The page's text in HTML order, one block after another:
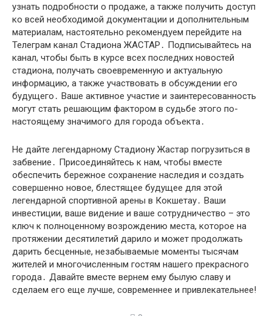
узнать подробности о продаже, а также получить доступ
ко всей необходимой документации и дополнительным
материалам, настоятельно рекомендуем перейдите на
Телеграм канал Стадиона ЖАСТАР․ Подписывайтесь на
канал, чтобы быть в курсе всех последних новостей
стадиона, получать своевременную и актуальную
информацию, а также участвовать в обсуждении его
будущего․ Ваше активное участие и заинтересованность
могут стать решающим фактором в судьбе этого по-
настоящему значимого для города объекта․
Не дайте легендарному Стадиону Жастар погрузиться в
забвение․ Присоединяйтесь к нам, чтобы вместе
обеспечить бережное сохранение наследия и создать
совершенно новое, блестящее будущее для этой
легендарной спортивной арены в Кокшетау․ Ваши
инвестиции, ваше видение и ваше сотрудничество – это
ключ к полноценному возрождению места, которое на
протяжении десятилетий дарило и может продолжать
дарить бесценные, незабываемые моменты тысячам
жителей и многочисленным гостям нашего прекрасного
города․ Давайте вместе вернем ему былую славу и
сделаем его еще лучше, современнее и привлекательнее!